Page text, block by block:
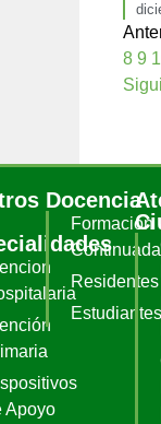
8 9
Apoyo
Docencia
Formación
Continuada
Residentes